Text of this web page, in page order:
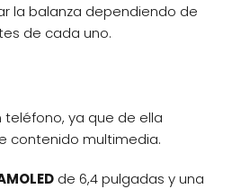
la balanza dependiendo de
de cada uno.
ya que de ella
contenido multimedia.
de 6,4 pulgadas y una